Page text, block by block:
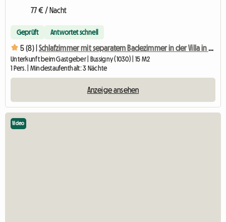
77 € / Nacht
Geprüft Antwortet schnell
5 (8) | Schlafzimmer mit separatem Badezimmer in der Villa in Bussi
Unterkunft beim Gastgeber | Bussigny (1030) | 15 M2
1 Pers. | Mindestaufenthalt: 3 Nächte
Anzeige ansehen
Video